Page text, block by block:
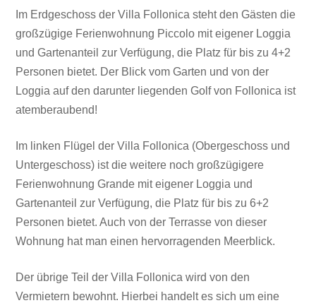
Im Erdgeschoss der Villa Follonica steht den Gästen die
großzügige Ferienwohnung Piccolo mit eigener Loggia
und Gartenanteil zur Verfügung, die Platz für bis zu 4+2
Personen bietet. Der Blick vom Garten und von der
Loggia auf den darunter liegenden Golf von Follonica ist
atemberaubend!
Im linken Flügel der Villa Follonica (Obergeschoss und
Untergeschoss) ist die weitere noch großzügigere
Ferienwohnung Grande mit eigener Loggia und
Gartenanteil zur Verfügung, die Platz für bis zu 6+2
Personen bietet. Auch von der Terrasse von dieser
Wohnung hat man einen hervorragenden Meerblick.
Der übrige Teil der Villa Follonica wird von den
Vermietern bewohnt. Hierbei handelt es sich um eine